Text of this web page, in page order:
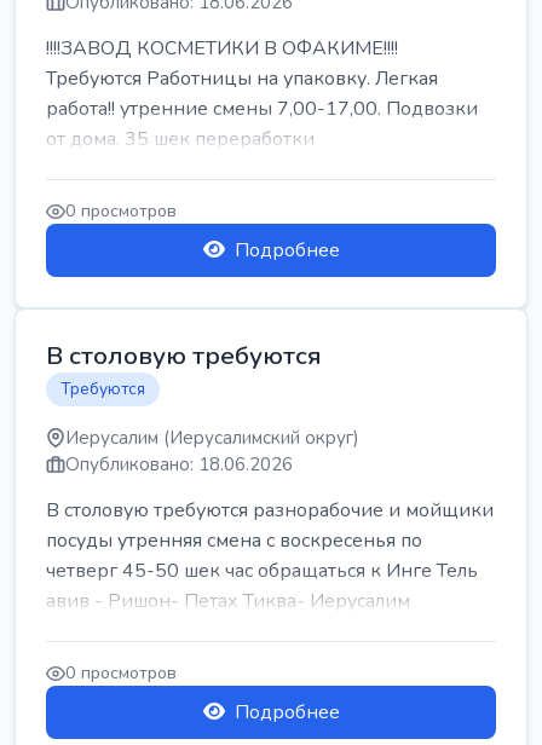
!!!!ЗАВОД КОСМЕТИКИ В ОФАКИМЕ!!!!
Требуются Работницы на упаковку. Легкая
работа!! утренние смены 7,00-17,00. Подвозки
от дома. 35 шек переработки
0 просмотров
Подробнее
В столовую требуются
Требуются
Иерусалим (Иерусалимский округ)
Опубликовано: 18.06.2026
В столовую требуются разнорабочие и мойщики
посуды утренняя смена с воскресенья по
четверг 45-50 шек час обращаться к Инге Тель
авив - Ришон- Петах Тиква- Иерусалим
0 просмотров
Подробнее